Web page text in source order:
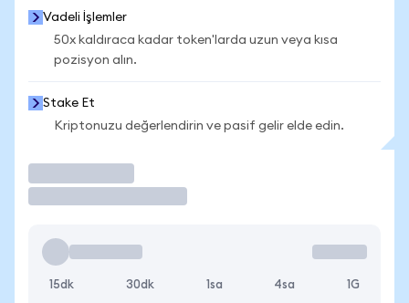
Vadeli İşlemler
50x kaldıraca kadar token'larda uzun veya kısa
pozisyon alın.
Stake Et
Kriptonuzu değerlendirin ve pasif gelir elde edin.
15dk 30dk 1sa 4sa 1G